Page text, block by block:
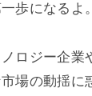
歩になるよ。
ロジー企業
場の動揺